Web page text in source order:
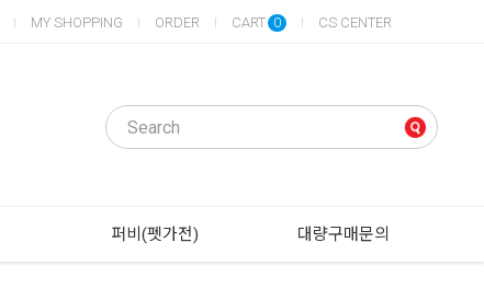
MY SHOPPING ORDER CART 0 CS CENTER
퍼비(펫가전) 대량구매문의